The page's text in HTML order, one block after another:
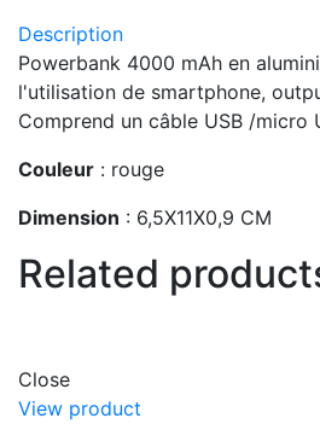
Description
Powerbank 4000 mAh en
l'utilisation de smartphone,
Comprend un câble USB /micro
Couleur : rouge
Dimension : 6,5X11X0,9 CM
Related
Close
View product